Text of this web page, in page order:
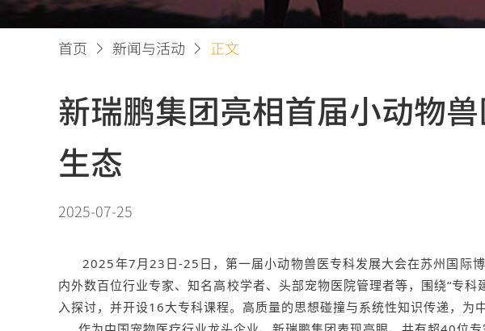
首页 新闻与活动 正文
新瑞鹏集团亮相首届小动物
生态
2025-07-25
2025年7月23日-25日，第一届小动物兽医专科发展大会在苏州国际博
内外数百位行业专家、知名高校学者、头部宠物医院管理者等，围绕“专
入探讨，并开设16大专科课程。高质量的思想碰撞与系统性知识传递，为